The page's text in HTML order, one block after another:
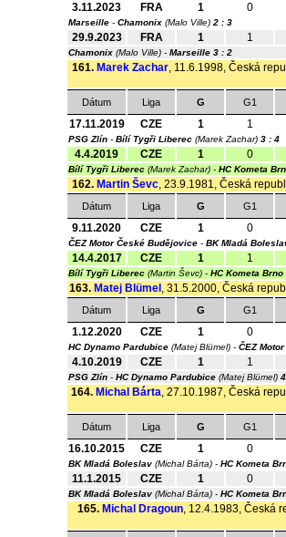
3.11.2023 FRA 1 0
Marseille - Chamonix (Malo Ville) 2 : 3
29.9.2023 FRA 1 1
Chamonix (Malo Ville) - Marseille 3 : 2
161. Marek Zachar, 11.6.1998, Česká
Dátum Liga G G1
17.11.2019 CZE 1 1
PSG Zlín - Bílí Tygři Liberec (Marek Zachar) 3 : 4
4.4.2019 CZE 1 0
Bílí Tygři Liberec (Marek Zachar) - HC Kometa
162. Martin Ševc, 23.9.1981, Česká
Dátum Liga G G1
9.11.2020 CZE 1 0
ČEZ Motor České Budějovice - BK Mladá
14.4.2017 CZE 1 1
Bílí Tygři Liberec (Martin Ševc) - HC Kometa Brno
163. Matej Blümel , 31.5.2000, Česká
Dátum Liga G G1
1.12.2020 CZE 1 0
HC Dynamo Pardubice (Matej Blümel) - ČEZ
4.10.2019 CZE 1 1
PSG Zlín - HC Dynamo Pardubice (Matej Blümel)
164. Michal Bárta, 27.10.1987, Česká
Dátum Liga G G1
16.10.2015 CZE 1 0
BK Mladá Boleslav (Michal Bárta) - HC Kometa
11.1.2015 CZE 1 0
BK Mladá Boleslav (Michal Bárta) - HC Kometa
165. Michal Dragoun, 12.4.1983, Česká